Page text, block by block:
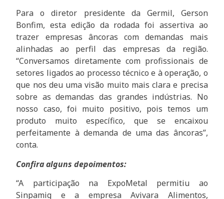
Para o diretor presidente da Germil, Gerson
Bonfim, esta edição da rodada foi assertiva ao
trazer empresas âncoras com demandas mais
alinhadas ao perfil das empresas da região.
“Conversamos diretamente com profissionais de
setores ligados ao processo técnico e à operação, o
que nos deu uma visão muito mais clara e precisa
sobre as demandas das grandes indústrias. No
nosso caso, foi muito positivo, pois temos um
produto muito específico, que se encaixou
perfeitamente à demanda de uma das âncoras”,
conta.
Confira alguns depoimentos:
“A participação na ExpoMetal permitiu ao
Sinpamig e a empresa Avivara Alimentos,